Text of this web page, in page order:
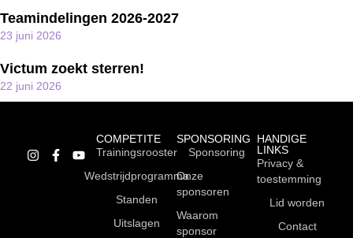
Teamindelingen 2026-2027
23 juni 2026
Victum zoekt sterren!
22 juni 2026
COMPETITE
Trainingsrooster
Wedstrijdprogramma
Standen
Uitslagen
SPONSORING
Sponsoring
Onze
sponsoren
Waarom
sponsor
HANDIGE
LINKS
Privacy &
toestemming
Lid worden
Contact